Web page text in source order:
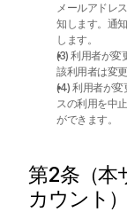
メールアドレ
知します。通
します。
(3) 利用者が変
該利用者は変
(4) 利用者が変
スの利用を中
ができます。
第2条（本
カウント）